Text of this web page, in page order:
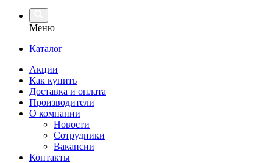
Меню
Каталог
Акции
Как купить
Доставка и оплата
Производители
О компании
Новости
Сотрудники
Вакансии
Контакты